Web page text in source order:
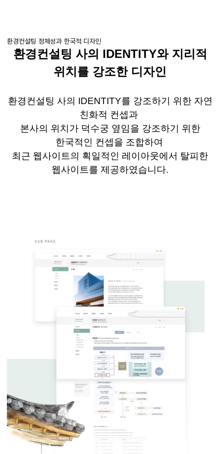
환경컨설팅 정체성과 한국적 디자인
환경컨설팅 사의 IDENTITY와 지리적
위치를 강조한 디자인
환경컨설팅 사의 IDENTITY를 강조하기 위한 자연
친화적 컨셉과
본사의 위치가 덕수궁 옆임을 강조하기 위한
한국적인 컨셉을 조합하여
최근 웹사이트의 획일적인 레이아웃에서 탈피한
웹사이트를 제공하였습니다.